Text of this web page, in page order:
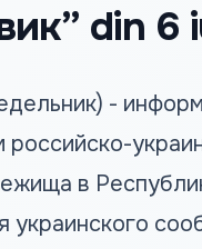
din 6
-
российско-
в
украинского